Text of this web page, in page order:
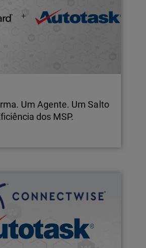
Um Agente. Um Salto
dos MSP.